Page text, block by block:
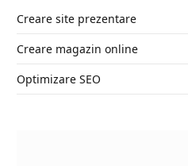
Creare site prezentare
Creare magazin online
Optimizare SEO